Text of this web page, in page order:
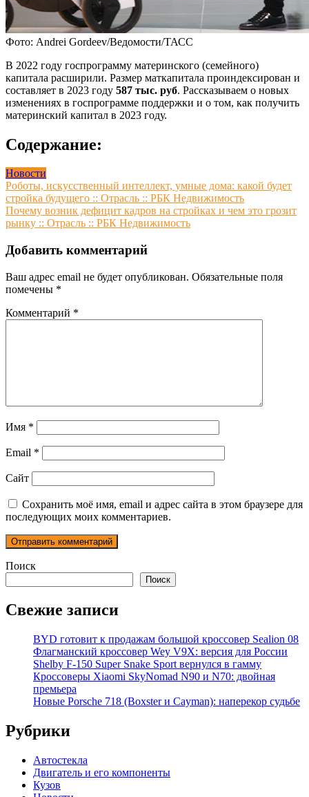
Фото: Andrei Gordeev/Ведомости/ТАСС
В 2022 году госпрограмму материнского (семейного)
капитала расширили. Размер маткапитала проиндексирован и
составляет в 2023 году 587 тыс. руб. Рассказываем о новых
изменениях в госпрограмме поддержки и о том, как получить
материнский капитал в 2023 году.
Содержание:
Новости
Навигация
по
записям
Роботы, искусственный интеллект, умные дома: какой будет
стройка будущего :: Отрасль :: РБК Недвижимость
Почему возник дефицит кадров на стройках и чем это грозит
рынку :: Отрасль :: РБК Недвижимость
Добавить комментарий
Ваш адрес email не будет опубликован. Обязательные поля
помечены *
Комментарий *
Имя *
Email *
Сайт
Сохранить моё имя, email и адрес сайта в этом браузере для
последующих моих комментариев.
Поиск
Поиск
Свежие записи
BYD готовит к продажам большой кроссовер Sealion 08
Флагманский кроссовер Wey V9X: версия для России
Shelby F-150 Super Snake Sport вернулся в гамму
Кроссоверы Xiaomi SkyNomad N90 и N70: двойная
премьера
Новые Porsche 718 (Boxster и Cayman): наперекор судьбе
Рубрики
Автостекла
Двигатель и его компоненты
Кузов